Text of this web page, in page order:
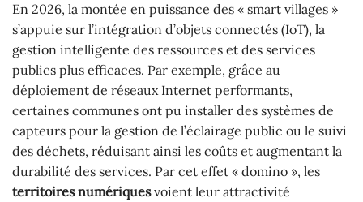
En 2026, la montée en puissance des « smart villages »
s’appuie sur l’intégration d’objets connectés (IoT), la
gestion intelligente des ressources et des services
publics plus efficaces. Par exemple, grâce au
déploiement de réseaux Internet performants,
certaines communes ont pu installer des systèmes de
capteurs pour la gestion de l’éclairage public ou le suivi
des déchets, réduisant ainsi les coûts et augmentant la
durabilité des services. Par cet effet « domino », les
territoires numériquesvoient leur attractivité